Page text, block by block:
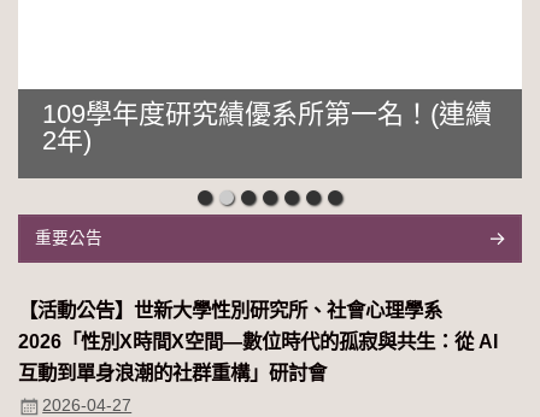
109學年度研究績優系所第一名！(連續
2年)
重要公告
【活動公告】世新大學性別研究所、社會心理學系
2026「性別Χ時間Χ空間—數位時代的孤寂與共生：從 AI
互動到單身浪潮的社群重構」研討會
2026-04-27